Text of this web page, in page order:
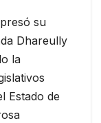
su
Dhareully
la
Estado de